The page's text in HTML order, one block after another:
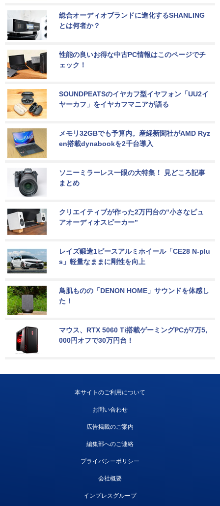
総合オーディオブランドに進化するSHANLING
とは何者か？
性能の良いお得な中古PC情報はこのページでチ
ェック！
SOUNDPEATSのイヤカフ型イヤフォン「UU2イ
ヤーカフ」をイヤカフマニアが語る
メモリ32GBでも予算内。産経新聞社がAMD Ryz
en搭載dynabookを2千台導入
ソニーミラーレス一眼の大特集！ 見どころ記事
まとめ
クリエイティブが作った2万円台の“小さなピュ
アオーディオスピーカー”
レイズ鍛造1ピースアルミホイール「CE28 N-plu
s」軽量なままに剛性を向上
鳥肌ものの「DENON HOME」サウンドを体感し
た！
マウス、RTX 5060 Ti搭載ゲーミングPCが7万5,
000円オフで30万円台！
本サイトのご利用について
お問い合わせ
広告掲載のご案内
編集部へのご連絡
プライバシーポリシー
会社概要
インプレスグループ